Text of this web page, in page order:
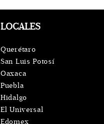
LOCALES
Querétaro
San Luis Potosí
Oaxaca
Puebla
Hidalgo
El Universal
Edomex